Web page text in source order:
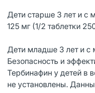
Дети старше 3 лет и с
125 мг (1/2 таблетки
Дети младше 3 лет и с
Безопасность и
Тербинафин у детей в
не установлены.